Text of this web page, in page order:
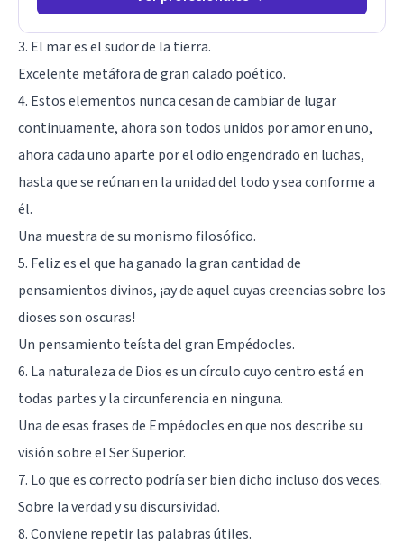
3. El mar es el sudor de la tierra.
Excelente metáfora de gran calado poético.
4. Estos elementos nunca cesan de cambiar de lugar
continuamente, ahora son todos unidos por amor en uno,
ahora cada uno aparte por el odio engendrado en luchas,
hasta que se reúnan en la unidad del todo y sea conforme a
él.
Una muestra de su monismo filosófico.
5. Feliz es el que ha ganado la gran cantidad de
pensamientos divinos, ¡ay de aquel cuyas creencias sobre los
dioses son oscuras!
Un pensamiento teísta del gran Empédocles.
6. La naturaleza de Dios es un círculo cuyo centro está en
todas partes y la circunferencia en ninguna.
Una de esas frases de Empédocles en que nos describe su
visión sobre el Ser Superior.
7. Lo que es correcto podría ser bien dicho incluso dos veces.
Sobre la verdad y su discursividad.
8. Conviene repetir las palabras útiles.